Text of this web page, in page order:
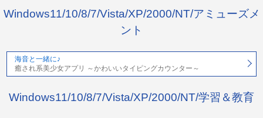
Windows11/10/8/7/Vista/XP/2000/NT/アミューズメ
ント
海音と一緒に♪
癒され系美少女アプリ ～かわいいタイピングカウンター～
Windows11/10/8/7/Vista/XP/2000/NT/学習＆教育